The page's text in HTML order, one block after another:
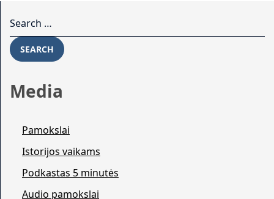
SEARCH
Media
Pamokslai
Istorijos vaikams
Podkastas 5 minutės
Audio pamokslai